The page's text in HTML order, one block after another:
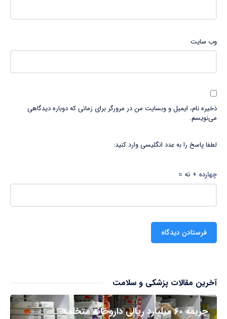
وب‌ سایت
ذخیره نام، ایمیل و وبسایت من در مرورگر برای زمانی که دوباره دیدگاهی
می‌نویسم.
لطفا پاسخ را به عدد انگلیسی وارد کنید:
چهارده + نه =
آخرین مقالات پزشکی و سلامت
جریمه ۶۰ میلیارد ریالی داروخانه متخلف